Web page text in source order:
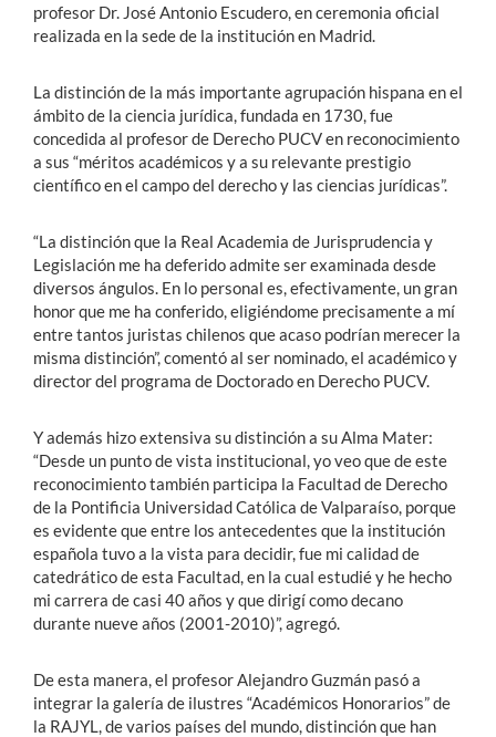
profesor Dr. José Antonio Escudero, en ceremonia oficial
realizada en la sede de la institución en Madrid.
La distinción de la más importante agrupación hispana en el
ámbito de la ciencia jurídica, fundada en 1730, fue
concedida al profesor de Derecho PUCV en reconocimiento
a sus “méritos académicos y a su relevante prestigio
científico en el campo del derecho y las ciencias jurídicas”.
“La distinción que la Real Academia de Jurisprudencia y
Legislación me ha deferido admite ser examinada desde
diversos ángulos. En lo personal es, efectivamente, un gran
honor que me ha conferido, eligiéndome precisamente a mí
entre tantos juristas chilenos que acaso podrían merecer la
misma distinción”, comentó al ser nominado, el académico y
director del programa de Doctorado en Derecho PUCV.
Y además hizo extensiva su distinción a su Alma Mater:
“Desde un punto de vista institucional, yo veo que de este
reconocimiento también participa la Facultad de Derecho
de la Pontificia Universidad Católica de Valparaíso, porque
es evidente que entre los antecedentes que la institución
española tuvo a la vista para decidir, fue mi calidad de
catedrático de esta Facultad, en la cual estudié y he hecho
mi carrera de casi 40 años y que dirigí como decano
durante nueve años (2001-2010)”, agregó.
De esta manera, el profesor Alejandro Guzmán pasó a
integrar la galería de ilustres “Académicos Honorarios” de
la RAJYL, de varios países del mundo, distinción que han